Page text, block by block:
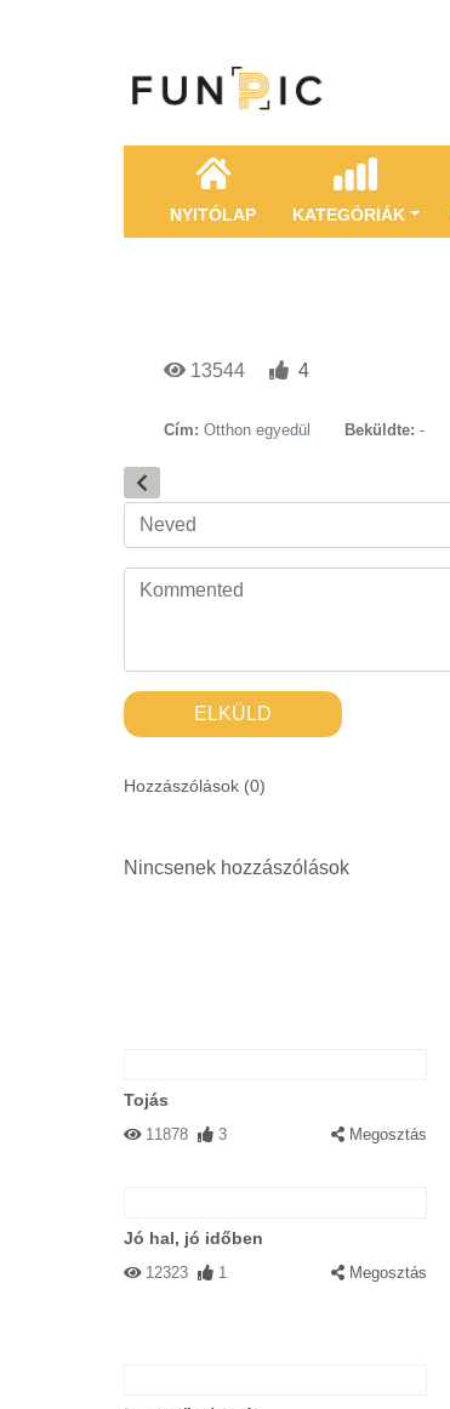
NYITÓLAP KATEGÓRIÁK
13544 4
Cím: Otthon egyedül Beküldte: -
ELKÜLD
Hozzászólások (0)
Nincsenek hozzászólások
Tojás
11878 3 Megosztás
Jó hal, jó időben
12323 1 Megosztás